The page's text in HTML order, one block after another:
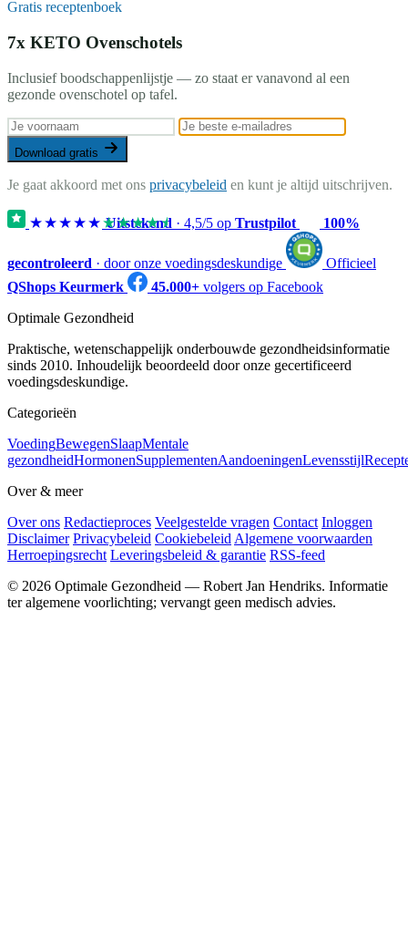
Gratis receptenboek
7x KETO Ovenschotels
Inclusief boodschappenlijstje — zo staat er vanavond al een
gezonde ovenschotel op tafel.
Download gratis
Je gaat akkoord met ons privacybeleid en kunt je altijd uitschrijven.
★★★★★★★★★★
Uitstekend · 4,5/5 op Trustpilot 100%
gecontroleerd · door onze voedingsdeskundige
Officieel
QShops Keurmerk
45.000+ volgers op Facebook
Optimale Gezondheid
Praktische, wetenschappelijk onderbouwde gezondheidsinformatie
sinds 2010. Inhoudelijk beoordeeld door onze gecertificeerd
voedingsdeskundige.
Categorieën
VoedingBewegenSlaapMentale
gezondheidHormonenSupplementenAandoeningenLevensstijl
Over & meer
Over ons Redactieproces Veelgestelde vragen Contact Inloggen
Disclaimer Privacybeleid Cookiebeleid Algemene voorwaarden
Herroepingsrecht Leveringsbeleid & garantie RSS-feed
© 2026 Optimale Gezondheid — Robert Jan Hendriks. Informatie
ter algemene voorlichting; vervangt geen medisch advies.